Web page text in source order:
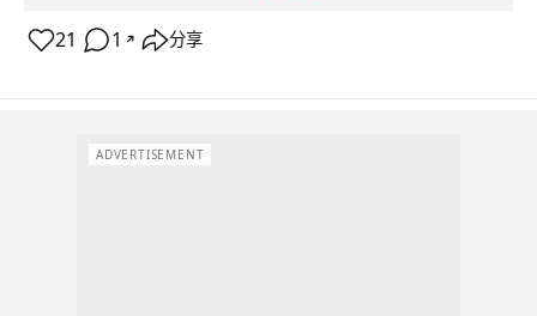
21 1 ↗ 分享
ADVERTISEMENT